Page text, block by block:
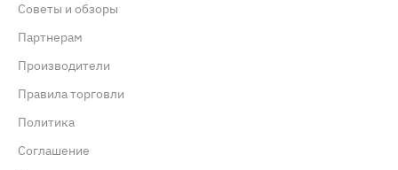
Советы и обзоры
Партнерам
Производители
Правила торговли
Политика
Cоглашение